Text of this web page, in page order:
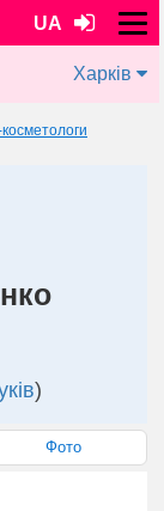
UA
Харків
косметологи
)
Фото